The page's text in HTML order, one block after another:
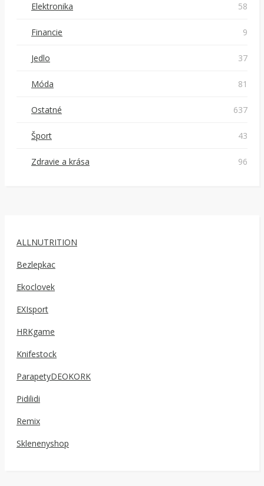
Elektronika 58
Financie 9
Jedlo 37
Móda 81
Ostatné 637
Šport 43
Zdravie a krása 96
ALLNUTRITION
Bezlepkac
Ekoclovek
EXIsport
HRKgame
Knifestock
ParapetyDEOKORK
Pidilidi
Remix
Sklenenyshop